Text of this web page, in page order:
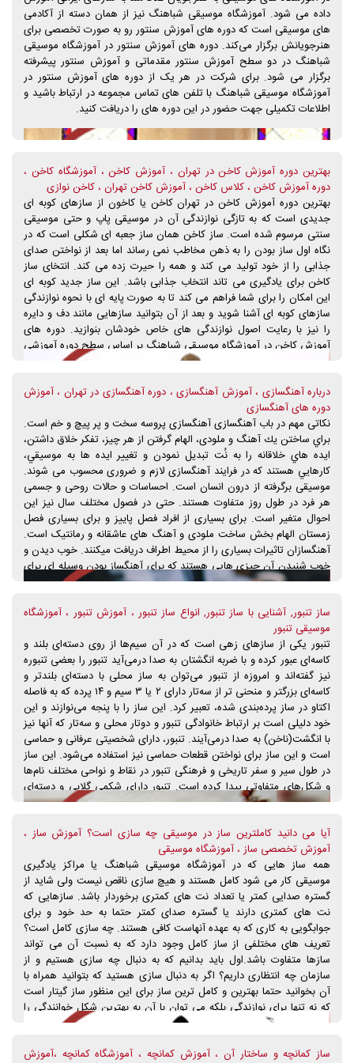
داده می شود. آموزشگاه موسیقی شباهنگ نیز از همان دسته از آکادمی
های موسیقی است که دوره های آموزش سنتور رو به صورت تخصصی برای
هنرجویانش برگزار می‌کند. دوره های آموزش سنتور در آموزشگاه موسیقی
شباهنگ در دو سطح آموزش سنتور مقدماتی و آموزش سنتور پیشرفته
برگزار می شود. برای شرکت در هر یک از دوره های آموزش سنتور در
آموزشگاه موسیقی شباهنگ با تلفن های تماس مجموعه در ارتباط باشید و
اطلاعات تکمیلی جهت حضور در این دوره های را دریافت کنید.
بهترین دوره آموزش کاخن در تهران ، آموزش کاخن ، آموزشگاه کاخن ،
دوره آموزش کاخن ، کلاس کاخن ، آموزش کاخن تهران ، کاخن نوازی
بهترین دوره آموزش کاخن در تهران کاخن یا کاخون از سازهای کوبه ای
جدیدی است که به تازگی نوازندگی آن در موسیقی پاپ و حتی موسیقی
سنتی مرسوم شده است. ساز کاخن همان ساز جعبه ای شکلی است که در
نگاه اول ساز بودن را به ذهن مخاطب نمی رساند اما بعد از نواختن صدای
جذابی را از خود تولید می کند و همه را حیرت زده می کند. انتخای ساز
کاخن برای یادگیری می تاند انتخاب جذابی باشد. این ساز جدید کوبه ای
این امکان را برای شما فراهم می کند تا به صورت پایه ای با نحوه نوازندگی
سازهای کوبه ای آشنا شوید و بعد از آن بتوانید سازهایی مانند دف و دایره
را نیز با رعایت اصول نوازندگی های خاص خودشان بنوازید. دوره های
آموزش کاخن در آموزشگاه موسیقی شباهنگ بر اساس سطح دوره آموزشی
در دوره های آموزش کاخن مقدماتی و آموزش کاخن پیشرفته برگزار می
موسیقی شباهنگ با واحد ثبت نام ما در تماس باشید و اطلاغات تکمیلی را
برای حضور در کلاس های آموزش گیتار دریافت کنید.
درباره آهنگسازی ، آموزش آهنگسازی ، دوره آهنگسازی در تهران ، آموزش
دوره های آهنگسازی
نکاتی مهم در باب آهنگسازی آهنگسازی پروسه سخت و پر پیچ و خم است.
براي ساختن يك آهنگ و ملودی، الهام گرفتن از هر چيز، تفكر خلاق داشتن،
ايده هاي خلاقانه را به نُت تبديل نمودن و تغییر ايده ها به موسيقي،
كارهايي هستند كه در فرایند آهنگسازی لازم و ضروری محسوب می شوند.
موسیقی برگرفته از درون انسان است. احساسات و حالات روحی و جسمی
هر فرد در طول روز متفاوت هستند. حتی در فصول مختلف سال نیز این
احوال متغیر است. برای بسیاری از افراد فصل پاییز و برای بسیاری فصل
زمستان الهام بخش ساخت ملودی و آهنگ های عاشقانه و رمانتیک است.
آهنگسازان تاثیرات بسیاری را از محیط اطراف دریافت میکنند. خوب دیدن و
خوب شنیدن آن چیزی هایی هستند که برای آهنگساز بودن وسیله ای برای
تولید اثر ماندگار محسوب می شوند. بسیاری از خلاقیت ها در آهنگسازی از
ساخت تصنیف های عرفانی و معنوی می توان از صدای پرندگان الهام
گرفت. قطع به یقین طبیعت و زیبایی های آن که منشایی از کائنات دارند،
می تواند تاثیر عمیق تری بر روح مخاطب یا شنونده داشته باشد.
ساز تنبور, آشنایی با ساز تنبور, انواع ساز تنبور ، آموزش تنبور ، آموزشگاه
موسیقی تنبور
تنبور یکی از سازهای زهی است که در آن سیم‌ها از روی دسته‌ای بلند و
کاسه‌ای عبور کرده‌ و با ضربه انگشتان به صدا درمی‌آید تنبور را بعضی تنبوره
نیز گفته‌اند و امروزه از تنبور می‌توان به ساز محلی با دسته‌ای بلندتر و
کاسه‌ای بزرگتر و منحنی تر از سه‌تار دارای ۲ یا ۳ سیم و ۱۴ پرده که به فاصله
اکتاو در ساز پرده‌بندی شده، تعبیر کرد. این ساز را با پنجه می‌نوازند و این
خود دلیلی است بر ارتباط خانوادگی تنبور و دوتار محلی و سه‌تار که آنها نیز
با انگشت(ناخن) به صدا درمی‌آیند. تنبور، دارای شخصیتی عرفانی و حماسی
است و این ساز برای نواختن قطعات حماسی نیز استفاده می‌شود. این ساز
در طول سیر و سفر تاریخی و فرهنگی تنبور در نقاط و نواحی مختلف نام‌ها
و شکل‌های متفاوتی پیدا کرده است. تنبور دارای شکمی گلابی و دسته‌ای
دراز است که روی آن از ۱۰ تا ۱۵ پرده بسته می‌شود. دسته این ساز مانند سه
سطوح جلویی و جانبی آن، هر یک دو گوشی کار گذارده شده که سیم‌ها به
کوک می‌شود. این ساز معمولاً بدون مضراب و با انگشت نواخته می‌شود.
انواع تنبور با اسامی و اشکال مختلف: تنبور قوچانی، شروانی، بغدادی،
تیسفونی و انواع دو تار، چگور و قپوز. نواختن این ساز با شکل‌های مشابه
هنوز در بیشتر مناطق ایران رواج دارد. تنبور بر اساس شکل ظاهری دو نوع
است؛ تنبور کاسه‌ای که یک تیکه است و تنبور چمنی که همان ترکه‌ای است
و کاسه آن از تکه‌های چوب درست شده است. این نوع مزیتی که برنوع
اول دارد این است که هم ساخت آن راحت‌تر است و هم تعمیر آن.
تاریخچه تنبور: بر پایه ۳ مجسمه یافت شده در خرابه‌های شوش، تنبور
دارای تاریخچه‌ای مربوط به حدود ۱۵۰۰ پیش از میلاد است. تنبور زمانی در
انواع کاسه گلابی شکل رایج در ایران و سوریه ساخته می‌شده سپس از
طریق ترکیه و یونان به باختر رفته و کاسه بیضی شکل آن در مصر نواخته
ساسانیان، خسرو پرویز و قبل از آن هم به کار نواختن می‌آمده. تنبور ساز
آیا می دانید کاملترین ساز در موسیقی چه سازی است؟ آموزش ساز ،
آموزش تخصصی ساز ، آموزشگاه موسیقی
همه ساز هایی که در آموزشگاه موسیقی شباهنگ یا مراکز یادگیری
موسیقی کار می شود کامل هستند و هیچ سازی ناقص نیست ولی شاید از
گستره صدایی کمتر یا تعداد نت های کمتری برخوردار باشد. سازهایی که
نت های کمتری دارند یا گستره صدای کمتر حتما به حد خود و برای
جوابگویی به کاری که به عهده آنهاست کافی هستند. چه سازی کامل است؟
تعریف های مختلفی از ساز کامل وجود دارد که به نسبت آن می تواند
سازها متفاوت باشد.اول باید بدانیم که به دنبال چه سازی هستیم و از
سازمان چه انتظاری داریم؟ اگر به دنبال سازی هستید که بتوانید همراه با
آن بخوانید حتما بهترین و کامل ترین ساز برای این منظور ساز گیتار است
که نه تنها برای نوازندگی بلکه می توان با آن به بهترین شکل خوانندگی را
همراه کرد. در تعریف ساز کامل در موسیقی باید موارد زیر را در نظر داشته
همراهی با سازهای دیگر ۴-از لحاظ همراهی با خواندن ۵- از لحاظ سهولت
ساز کمانچه و ساختار آن ، آموزش کمانچه ، آموزشگاه کمانچه ،آموزش